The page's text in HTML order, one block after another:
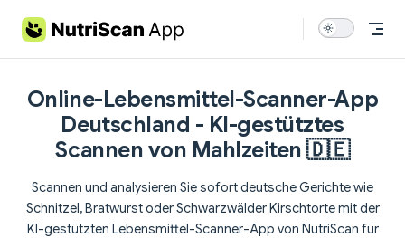
Skip to content
Online-Lebensmittel-Scanner-App
Deutschland - KI-gestütztes
Scannen von Mahlzeiten 🇩🇪
Scannen und analysieren Sie sofort deutsche Gerichte wie
Schnitzel, Bratwurst oder Schwarzwälder Kirschtorte mit der
KI-gestützten Lebensmittel-Scanner-App von NutriScan für